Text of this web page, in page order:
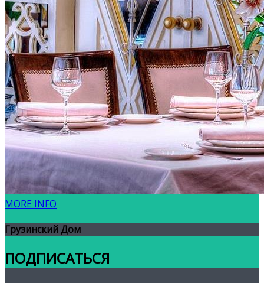
MORE INFO
Грузинский Дом
ПОДПИСАТЬСЯ